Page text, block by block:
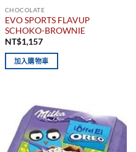
CHOCOLATE
EVO SPORTS FLAVUP
SCHOKO-BROWNIE
NT$1,157
加入購物車